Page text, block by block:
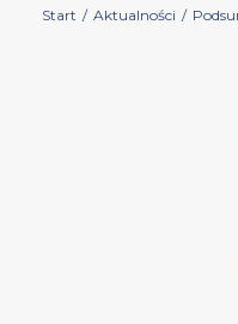
Start / Aktualności /